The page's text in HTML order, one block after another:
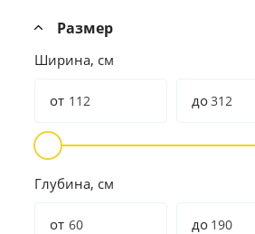
Размер
Ширина, см
от до
Глубина, см
от до